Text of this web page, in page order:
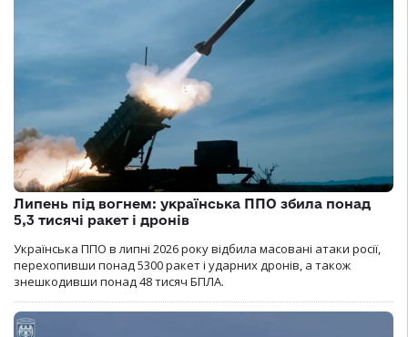
Липень під вогнем: українська ППО збила понад
5,3 тисячі ракет і дронів
Українська ППО в липні 2026 року відбила масовані атаки росії,
перехопивши понад 5300 ракет і ударних дронів, а також
знешкодивши понад 48 тисяч БПЛА.